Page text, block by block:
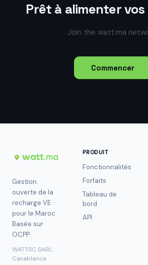
Prêt à alimenter
Join the watt.ma
Commencer
Gestion
ouverte de la
recharge VE
pour le Maroc.
Basée sur
OCPP.
WATTSC SARL ·
Casablanca
PRODUIT
Fonctionnalités
Forfaits
Tableau de
bord
API